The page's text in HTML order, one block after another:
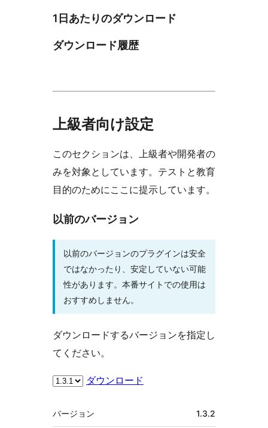
1日あたりのダウンロード
ダウンロード履歴
上級者向け設定
このセクションは、上級者や開発者の
みを対象としています。テストと教育
目的のためにここに提示しています。
以前のバージョン
以前のバージョンのプラグインは安全
ではなかったり、安定していない可能
性があります。本番サイトでの使用は
おすすめしません。
ダウンロードするバージョンを指定し
てください。
ダウンロード
メ
バージョン 1.3.2